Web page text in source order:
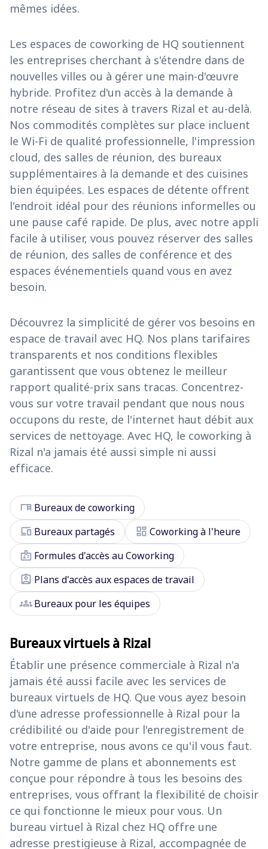
mêmes idées.
Les espaces de coworking de HQ soutiennent
les entreprises cherchant à s'étendre dans de
nouvelles villes ou à gérer une main-d'œuvre
hybride. Profitez d'un accès à la demande à
notre réseau de sites à travers Rizal et au-delà.
Nos commodités complètes sur place incluent
le Wi-Fi de qualité professionnelle, l'impression
cloud, des salles de réunion, des bureaux
supplémentaires à la demande et des cuisines
bien équipées. Les espaces de détente offrent
l'endroit idéal pour des réunions informelles ou
une pause café rapide. De plus, avec notre appli
facile à utiliser, vous pouvez réserver des salles
de réunion, des salles de conférence et des
espaces événementiels quand vous en avez
besoin.
Découvrez la simplicité de gérer vos besoins en
espace de travail avec HQ. Nos plans tarifaires
transparents et nos conditions flexibles
garantissent que vous obtenez le meilleur
rapport qualité-prix sans tracas. Concentrez-
vous sur votre travail pendant que nous nous
occupons du reste, de l'internet haut débit aux
services de nettoyage. Avec HQ, le coworking à
Rizal n'a jamais été aussi simple ni aussi
efficace.
desk Bureaux de coworking
devices Bureaux partagés dashboard Coworking à l'heure
badge Formules d'accès au Coworking
assignment_ind Plans d'accès aux espaces de travail
groupsBureaux pour les équipes
Bureaux virtuels à Rizal
Établir une présence commerciale à Rizal n'a
jamais été aussi facile avec les services de
bureaux virtuels de HQ. Que vous ayez besoin
d'une adresse professionnelle à Rizal pour la
crédibilité ou d'aide pour l'enregistrement de
votre entreprise, nous avons ce qu'il vous faut.
Notre gamme de plans et abonnements est
conçue pour répondre à tous les besoins des
entreprises, vous offrant la flexibilité de choisir
ce qui fonctionne le mieux pour vous. Un
bureau virtuel à Rizal chez HQ offre une
adresse prestigieuse à Rizal, accompagnée de